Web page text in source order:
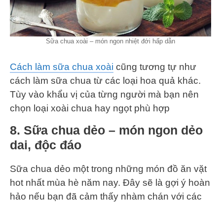
Sữa chua xoài – món ngon nhiệt đới hấp dẫn
Cách làm sữa chua xoài cũng tương tự như
cách làm sữa chua từ các loại hoa quả khác.
Tùy vào khẩu vị của từng người mà bạn nên
chọn loại xoài chua hay ngọt phù hợp
8. Sữa chua dẻo – món ngon dẻo
dai, độc đáo
Sữa chua dẻo một trong những món đồ ăn vặt
hot nhất mùa hè năm nay. Đây sẽ là gợi ý hoàn
hảo nếu bạn đã cảm thấy nhàm chán với các